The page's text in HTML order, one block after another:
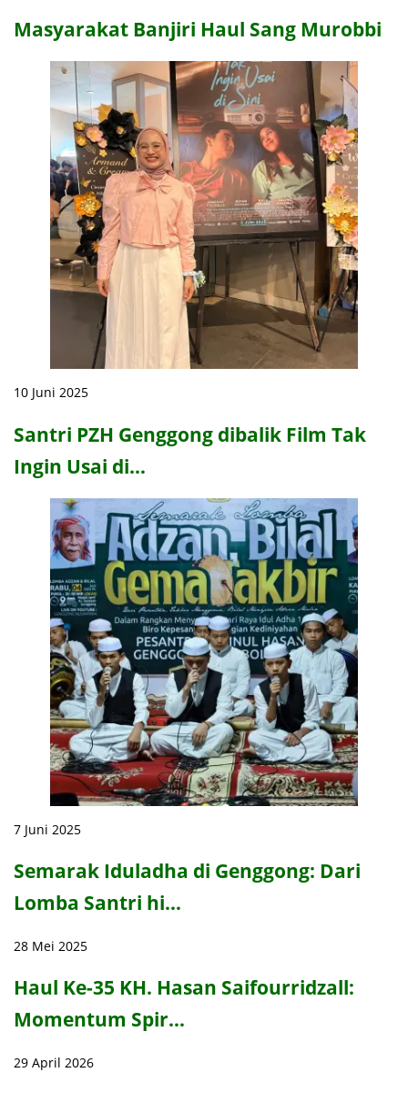
Masyarakat Banjiri Haul Sang Murobbi
10 Juni 2025
Santri PZH Genggong dibalik Film Tak
Ingin Usai di…
7 Juni 2025
Semarak Iduladha di Genggong: Dari
Lomba Santri hi…
28 Mei 2025
Haul Ke-35 KH. Hasan Saifourridzall:
Momentum Spir…
29 April 2026